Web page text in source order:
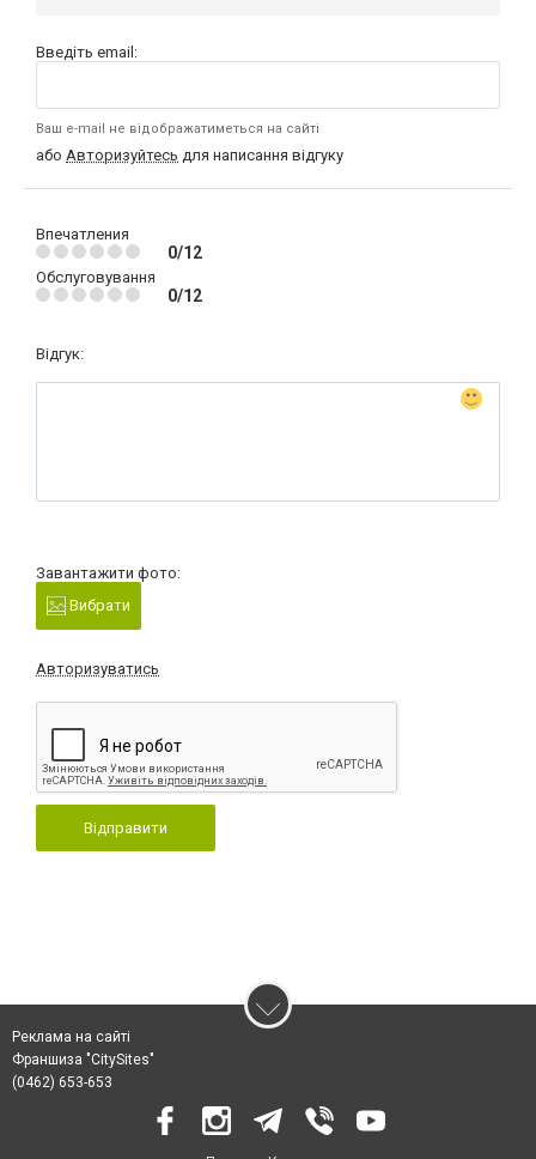
Введіть email:
Ваш e-mail не відображатиметься на сайті
або Авторизуйтесь для написання відгуку
Впечатления
0/12
Обслуговування
0/12
Відгук:
Завантажити фото:
Вибрати
Авторизуватись
Відправити
Реклама на сайті
Франшиза "CitySites"
(0462) 653-653